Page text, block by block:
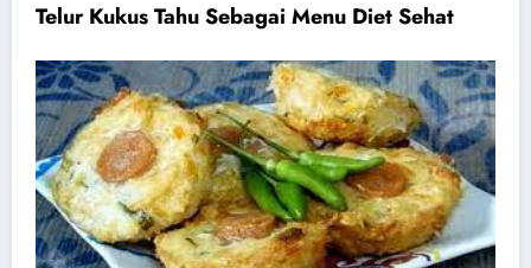
Telur Kukus Tahu Sebagai Menu Diet Sehat